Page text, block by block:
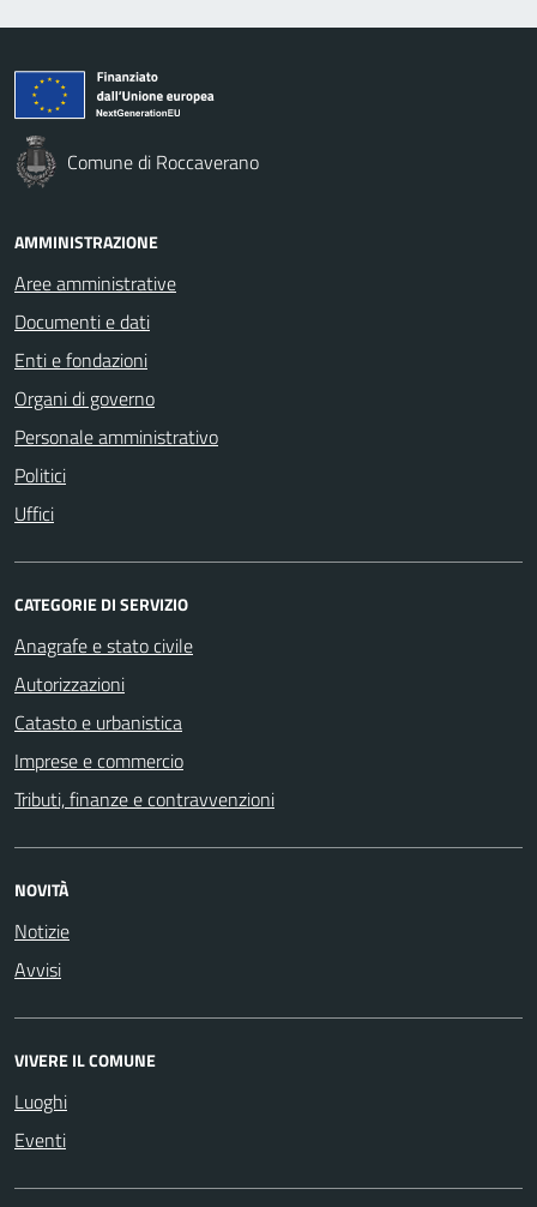
Comune di Roccaverano
AMMINISTRAZIONE
Aree amministrative
Documenti e dati
Enti e fondazioni
Organi di governo
Personale amministrativo
Politici
Uffici
CATEGORIE DI SERVIZIO
Anagrafe e stato civile
Autorizzazioni
Catasto e urbanistica
Imprese e commercio
Tributi, finanze e contravvenzioni
NOVITÀ
Notizie
Avvisi
VIVERE IL COMUNE
Luoghi
Eventi